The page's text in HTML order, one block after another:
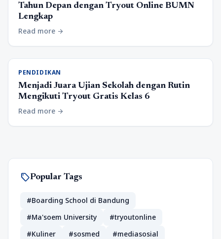
Tahun Depan dengan Tryout Online BUMN
Lengkap
Read more arrow_forward
PENDIDIKAN
Menjadi Juara Ujian Sekolah dengan Rutin
Mengikuti Tryout Gratis Kelas 6
Read more arrow_forward
sellPopular Tags
#Boarding School di Bandung
#Ma'soem University
#tryoutonline
#Kuliner
#sosmed
#mediasosial